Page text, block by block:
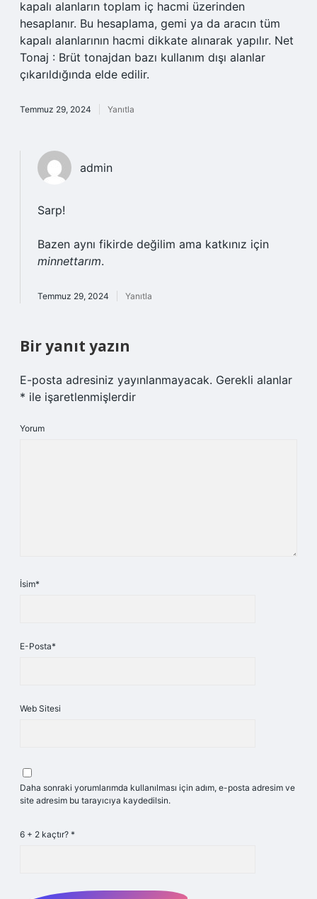
kapalı alanların toplam iç hacmi üzerinden
hesaplanır. Bu hesaplama, gemi ya da aracın tüm
kapalı alanlarının hacmi dikkate alınarak yapılır. Net
Tonaj : Brüt tonajdan bazı kullanım dışı alanlar
çıkarıldığında elde edilir.
Temmuz 29, 2024 Yanıtla
admin
Sarp!
Bazen aynı fikirde değilim ama katkınız için
minnettarım.
Temmuz 29, 2024 Yanıtla
Bir yanıt yazın
E-posta adresiniz yayınlanmayacak. Gerekli alanlar
* ile işaretlenmişlerdir
Yorum
İsim*
E-Posta*
Web Sitesi
Daha sonraki yorumlarımda kullanılması için adım, e-posta adresim ve
site adresim bu tarayıcıya kaydedilsin.
6 + 2 kaçtır? *